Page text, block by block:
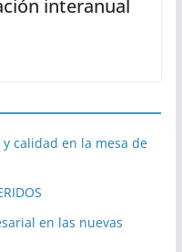
interanual
calidad en la mesa de
en las nuevas